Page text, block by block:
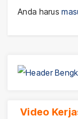
Anda harus
Video